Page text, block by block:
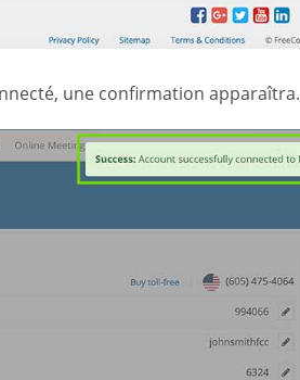
une confirmation apparaîtra.